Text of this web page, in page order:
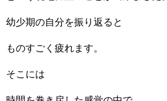
幼少期の自分を振り返ると
ものすごく疲れます。
そこには